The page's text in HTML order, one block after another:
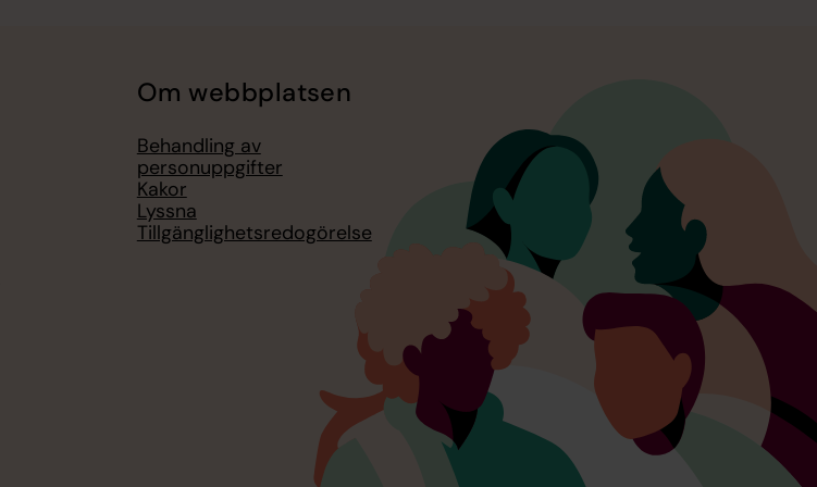
Om webbplatsen
Behandling av
personuppgifter
Kakor
Lyssna
Tillgänglighetsredogörelse